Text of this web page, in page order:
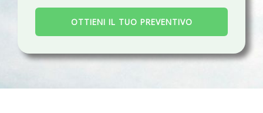
ii
a
c
OTTIENI IL TUO PREVENTIVO